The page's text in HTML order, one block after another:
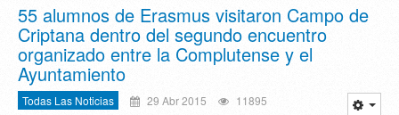
55 alumnos de Erasmus visitaron Campo de
Criptana dentro del segundo encuentro
organizado entre la Complutense y el
Ayuntamiento
Todas Las Noticias 29 Abr 2015 11895